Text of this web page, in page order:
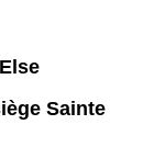
Sainte